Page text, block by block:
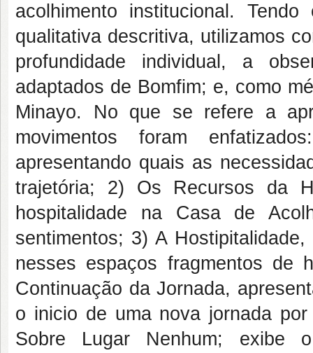
acolhimento institucional.
qualitativa descritiva, utilizamos
profundidade individual, a
adaptados de Bomfim; e, como
Minayo. No que se refere a
movimentos foram
apresentando quais as
trajetória; 2) Os Recursos da
hospitalidade na Casa de
sentimentos; 3) A
nesses espaços fragmentos
Continuação da Jornada,
o inicio de uma nova jornada
Sobre Lugar Nenhum; exibe